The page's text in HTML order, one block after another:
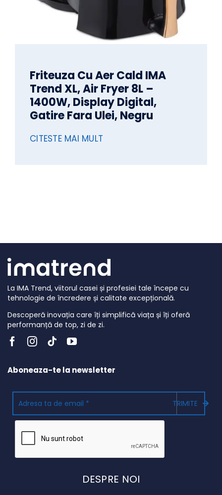
Friteuza Cu Aer Cald IMA
Trend XL, Air Fryer 8L –
1400W, Display Digital,
Gatire Fara Ulei, Negru
CITESTE MAI MULT
La IMA Trend, viitorul casei și profesiei tale începe cu
tehnologie de încredere și calitate excepțională.
Descoperă inovația care îți simplifică viața și îți oferă
performanță de top, zi de zi.
Aboneaza-te la newsletter
TRIMITE
DESPRE NOI